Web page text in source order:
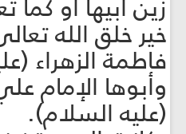
زين أبيها أو
خير خلق الله
فاطمة الزهراء
وأبوها الإمام
(عليه السلام).